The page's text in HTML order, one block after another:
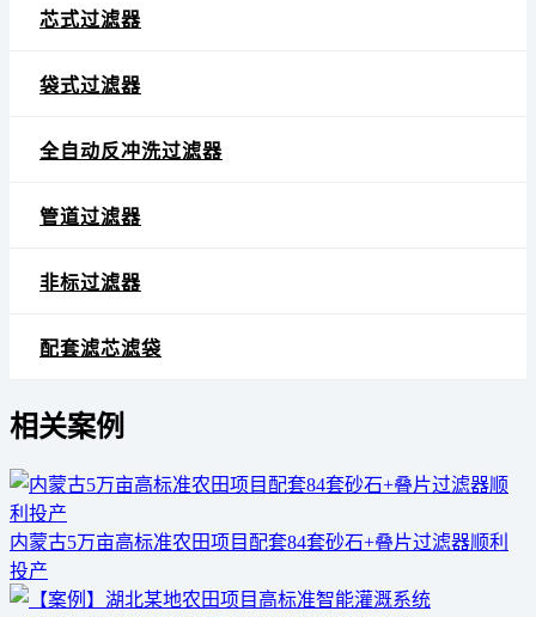
芯式过滤器
袋式过滤器
全自动反冲洗过滤器
管道过滤器
非标过滤器
配套滤芯滤袋
相关案例
内蒙古5万亩高标准农田项目配套84套砂石+叠片过滤器顺利
投产